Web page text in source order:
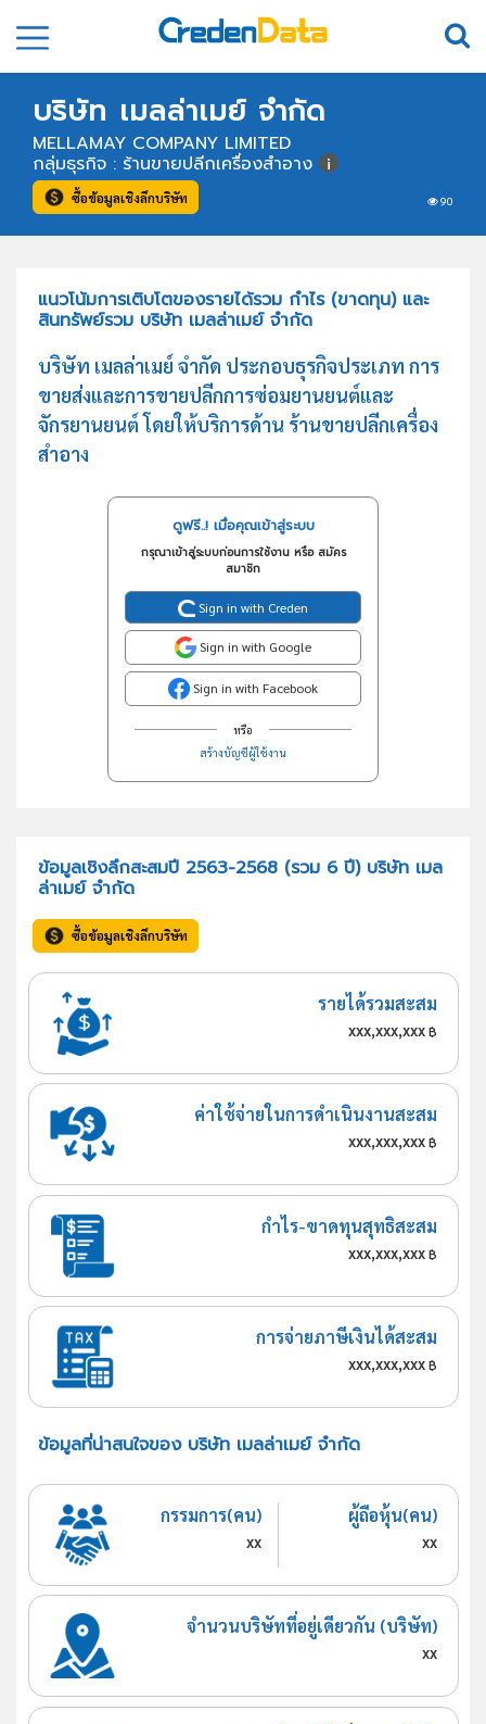
บริษัท เมลล่าเมย์ จำกัด
MELLAMAY COMPANY LIMITED
90
กลุ่มธุรกิจ : ร้านขายปลีกเครื่องสำอาง
ซื้อข้อมูลเชิงลึกบริษัท
แนวโน้มการเติบโตของรายได้รวม กำไร (ขาดทุน) และ
สินทรัพย์รวม บริษัท เมลล่าเมย์ จำกัด
บริษัท เมลล่าเมย์ จำกัด ประกอบธุรกิจประเภท การ
ขายส่งและการขายปลีกการซ่อมยานยนต์และ
จักรยานยนต์ โดยให้บริการด้าน ร้านขายปลีกเครื่อง
สำอาง
ดูฟรี..! เมื่อคุณเข้าสู่ระบบ
กรุณาเข้าสู่ระบบก่อนการใช้งาน หรือ สมัคร
สมาชิก
Sign in with Creden
Sign in with Google
Sign in with Facebook
หรือ
สร้างบัญชีผู้ใช้งาน
ข้อมูลเชิงลึกสะสมปี 2563-2568 (รวม 6 ปี) บริษัท เมล
ล่าเมย์ จำกัด
ซื้อข้อมูลเชิงลึกบริษัท
รายได้รวมสะสม
xxx,xxx,xxx฿
ค่าใช้จ่ายในการดำเนินงานสะสม
xxx,xxx,xxx฿
กำไร-ขาดทุนสุทธิสะสม
xxx,xxx,xxx฿
การจ่ายภาษีเงินได้สะสม
xxx,xxx,xxx฿
ข้อมูลที่น่าสนใจของ บริษัท เมลล่าเมย์ จำกัด
กรรมการ(คน)
xx
ผู้ถือหุ้น(คน)
xx
จำนวนบริษัทที่อยู่เดียวกัน (บริษัท)
xx